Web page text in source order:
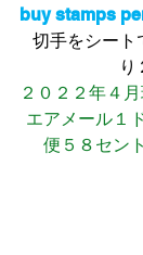
buy stamps
切手をシート
り
２０２２年４
エアメール１
便５８セン